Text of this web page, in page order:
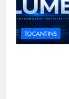
TOCANTINS